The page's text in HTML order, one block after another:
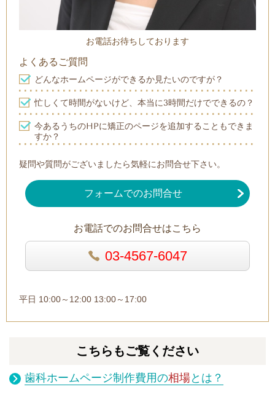
お電話お待ちしております
よくあるご質問
どんなホームページができるか見たいのですが？
忙しくて時間がないけど、本当に3時間だけでできるの？
今あるうちのHPに矯正のページを追加することもできま
すか？
疑問や質問がございましたら気軽にお問合せ下さい。
フォームでのお問合せ
お電話でのお問合せはこちら
03-4567-6047
平日 10:00～12:00 13:00～17:00
こちらもご覧ください
歯科ホームページ制作費用の相場とは？